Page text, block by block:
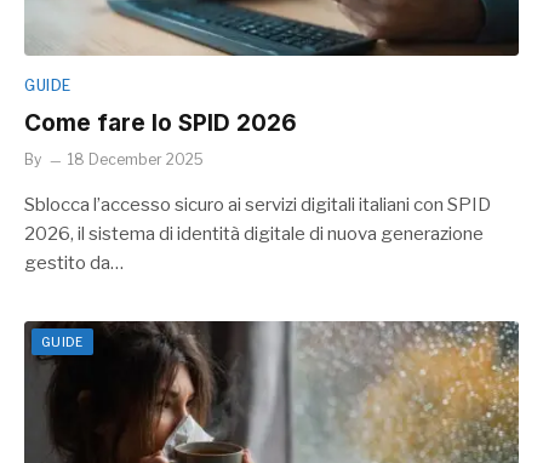
GUIDE
Come fare lo SPID 2026
By 18 December 2025
Sblocca l’accesso sicuro ai servizi digitali italiani con SPID
2026, il sistema di identità digitale di nuova generazione
gestito da…
GUIDE